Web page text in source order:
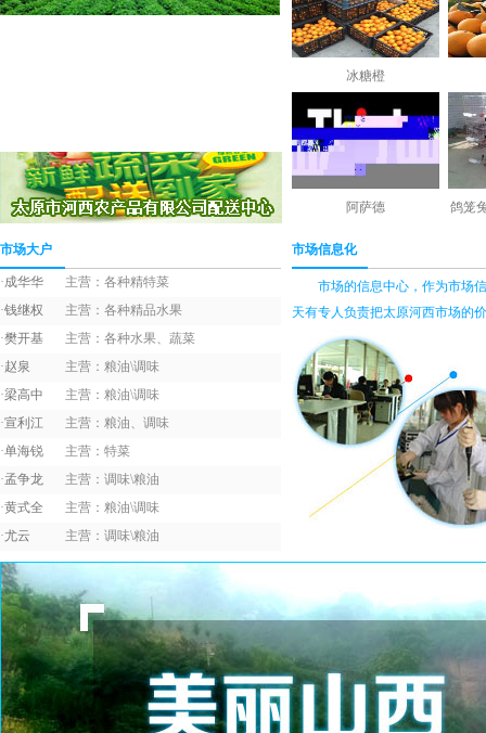
豆角
佛手瓜
甘蓝
哈密瓜
核桃
黑美人西瓜
黑木耳
红椒
红萝卜
红毛丹
红提子
茴子白
火龙果
鸡腿菇
尖椒
冰糖橙
阿萨德 鸽笼
市场大户
·成华华
主营：各种精特菜
·钱继权
主营：各种精品水果
·樊开基
主营：各种水果、蔬菜
·赵泉
主营：粮油\调味
·梁高中
主营：粮油\调味
·宣利江
主营：粮油、调味
·单海锐
主营：特菜
·孟争龙
主营：调味\粮油
·黄式全
主营：粮油\调味
·尤云 主营：调味\粮油
市场信息化
市场的信息中心，作为市场信
天有专人负责把太原河西市场的